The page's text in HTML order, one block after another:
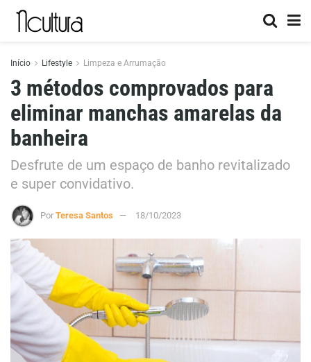
Início Lifestyle Limpeza e Arrumação
3 métodos comprovados para
eliminar manchas amarelas da
banheira
Desfrute de um espaço de banho revitalizado
e super convidativo.
Por Teresa Santos 18/10/2023